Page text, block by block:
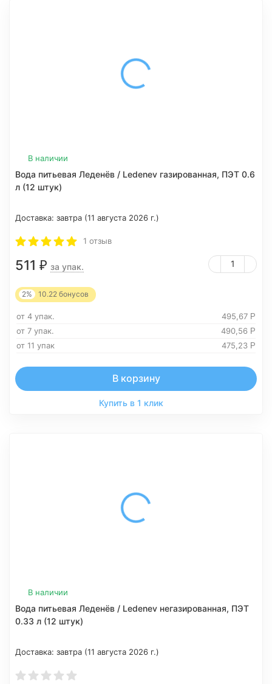
В наличии
Вода питьевая Леденёв / Ledenev газированная, ПЭТ 0.6
л (12 штук)
Доставка: завтра (11 августа 2026 г.)
1 отзыв
511 ₽ за упак.
2% 10.22 бонусов
от 4 упак. 495,67 Р
от 7 упак. 490,56 Р
от 11 упак 475,23 Р
В корзину
Купить в 1 клик
В наличии
Вода питьевая Леденёв / Ledenev негазированная, ПЭТ
0.33 л (12 штук)
Доставка: завтра (11 августа 2026 г.)